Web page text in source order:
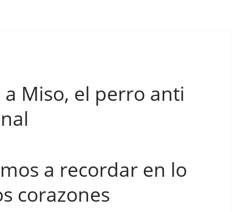
Miso, el perro anti
a recordar en lo
corazones